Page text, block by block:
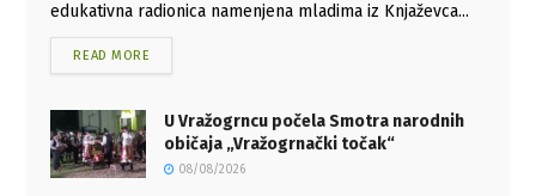
edukativna radionica namenjena mladima iz Knjaževca...
READ MORE
U Vražogrncu počela Smotra narodnih
običaja „Vražogrnački točak“
08/08/2026